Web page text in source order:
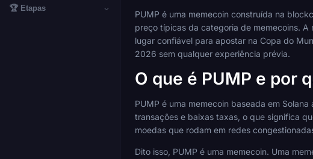
🏆 Etapas
PUMP é uma memecoin construída na
preço típicas da categoria de memecoins.
lugar confiável para apostar na Copa do
2026 sem qualquer experiência prévia.
O que é PUMP e por
PUMP é uma memecoin baseada em
transações e baixas taxas, o que significa
moedas que rodam em redes
Dito isso, PUMP é uma memecoin. Uma